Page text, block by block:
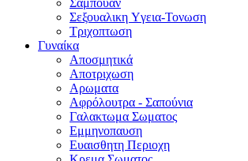
Σαμπουαν
Σεξουαλικη Yγεια-Τονωση
Τριχοπτωση
Γυναίκα
Αποσμητικά
Αποτριχωση
Αρωματα
Αφρόλουτρα - Σαπούνια
Γαλακτωμα Σωματος
Εμμηνοπαυση
Ευαισθητη Περιοχη